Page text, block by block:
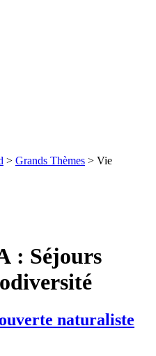
> Grands Thèmes > Vie
: Séjours
naturaliste